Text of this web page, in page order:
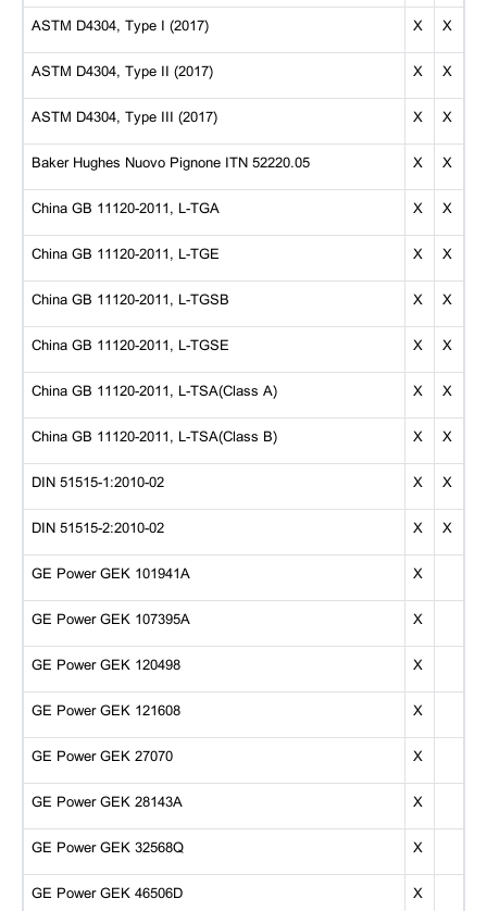
ASTM D4304, Type I (2017) X X
ASTM D4304, Type II (2017) X X
ASTM D4304, Type III (2017) X X
Baker Hughes Nuovo Pignone ITN 52220.05 X X
China GB 11120-2011, L-TGA X X
China GB 11120-2011, L-TGE X X
China GB 11120-2011, L-TGSB X X
China GB 11120-2011, L-TGSE X X
China GB 11120-2011, L-TSA(Class A) X X
China GB 11120-2011, L-TSA(Class B) X X
DIN 51515-1:2010-02 X X
DIN 51515-2:2010-02 X X
GE Power GEK 101941A X
GE Power GEK 107395A X
GE Power GEK 120498 X
GE Power GEK 121608 X
GE Power GEK 27070 X
GE Power GEK 28143A X
GE Power GEK 32568Q X
GE Power GEK 46506D X